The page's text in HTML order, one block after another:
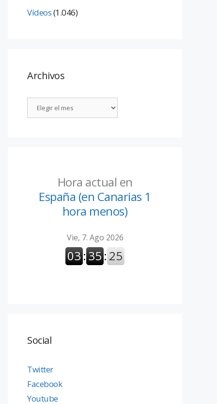
Vídeos(1.046)
Archivos
Hora actual en
España (en Canarias 1
hora menos)
Social
Twitter
Facebook
Youtube